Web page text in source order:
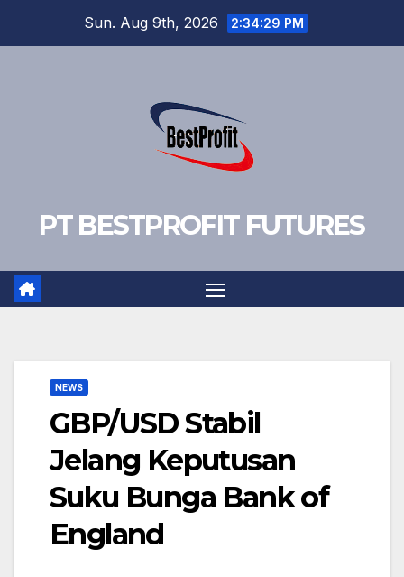
Sun. Aug 9th, 2026 2:34:29 PM
PT BESTPROFIT FUTURES
NEWS
GBP/USD Stabil
Jelang Keputusan
Suku Bunga Bank of
England